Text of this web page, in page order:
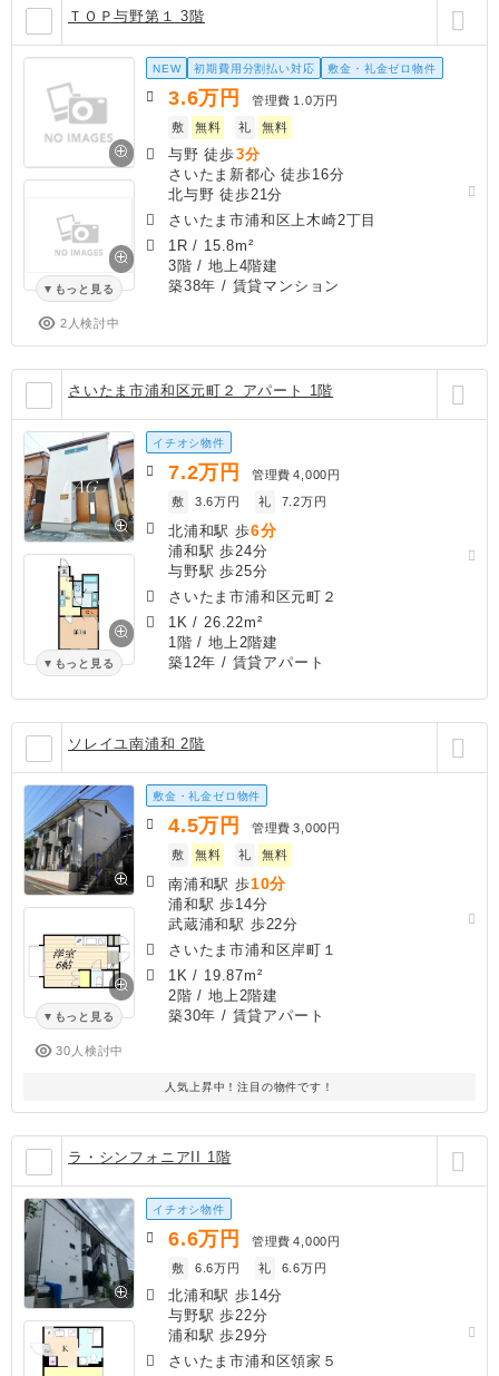
ＴＯＰ与野第１ 3階
もっと見る
2人検討中
NEW 初期費用分割払い対応 敷金・礼金ゼロ物件
3.6万円 管理費 1.0万円
敷
無料 礼 無料
与野 徒歩3分
さいたま新都心 徒歩16分
北与野 徒歩21分
さいたま市浦和区上木崎2丁目
1R / 15.8m²
3階 / 地上4階建
築38年 / 賃貸マンション
さいたま市浦和区元町２ アパート 1階
もっと見る
イチオシ物件
7.2万円 管理費 4,000円
敷
3.6万円 礼 7.2万円
北浦和駅 歩6分
浦和駅 歩24分
与野駅 歩25分
さいたま市浦和区元町２
1K / 26.22m²
1階 / 地上2階建
築12年 / 賃貸アパート
ソレイユ南浦和 2階
もっと見る
30人検討中
敷金・礼金ゼロ物件
4.5万円 管理費 3,000円
敷
無料 礼 無料
南浦和駅 歩10分
浦和駅 歩14分
武蔵浦和駅 歩22分
さいたま市浦和区岸町１
1K / 19.87m²
2階 / 地上2階建
築30年 / 賃貸アパート
人気上昇中！注目の物件です！
ラ・シンフォニアII 1階
イチオシ物件
6.6万円 管理費 4,000円
敷
6.6万円 礼 6.6万円
北浦和駅 歩14分
与野駅 歩22分
浦和駅 歩29分
さいたま市浦和区領家５